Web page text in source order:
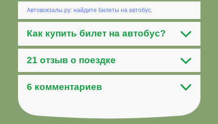
Автовокзалы.ру: найдите билеты на автобус
Как купить билет на автобус?
21 отзыв о поездке
6 комментариев